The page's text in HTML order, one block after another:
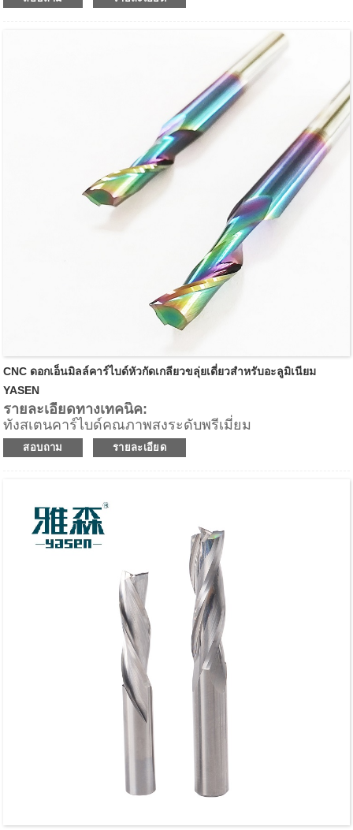
ดอกสว่าน
CNC ดอกเอ็นมิลล์คาร์ไบด์หัวกัดเกลียวขลุ่ยเดี่ยวสำหรับอะลูมิเนียม
YASEN
รายละเอียดทางเทคนิค:
ทังสเตนคาร์ไบด์คุณภาพสูงระดับพรีเมี่ยม
ให้พื้นผิวด้านล่างของชิ้นงานที่ดีเยี่ยม
การดีดชิปขึ้น
สำหรับการเคลือบขอบด้านล่างของลามิเนตและเมลามีนที่
ยอดเยี่ยมสามารถใช้กับไม้เนื้อแข็งและวัสดุผสมไม้อื่นๆ
สำหรับอัตราการป้อนที่รวดเร็วบนเราเตอร์ CNC, เครื่อง
แมชชีนเซ็นเตอร์ และเครื่องแบบจุดต่อจุดสำหรับการริป,
การปรับขนาดแผง, เทมเพลตเราเตอร์ และแอปพลิเคชัน
การกำหนดเส้นทางอื่นๆ
สอบถาม รายละเอียด